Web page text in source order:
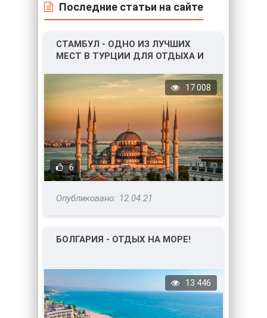
Последние статьи на сайте
СТАМБУЛ - ОДНО ИЗ ЛУЧШИХ
МЕСТ В ТУРЦИИ ДЛЯ ОТДЫХА И
6
17 008
12.04.21
БОЛГАРИЯ - ОТДЫХ НА МОРЕ!
13 446